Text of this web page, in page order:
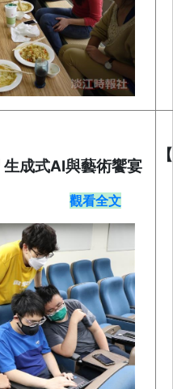
生成式AI與藝術饗宴
08 觀看全文